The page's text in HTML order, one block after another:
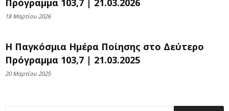
Πρόγραμμα 103,7 | 21.03.2026
18 Μαρτίου 2026
Η Παγκόσμια Ημέρα Ποίησης στο Δεύτερο
Πρόγραμμα 103,7 | 21.03.2025
20 Μαρτίου 2025